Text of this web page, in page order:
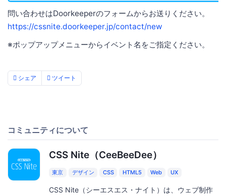
問い合わせはDoorkeeperのフォームからお送りください。
https://cssnite.doorkeeper.jp/contact/new
※ポップアップメニューからイベント名をご指定ください。
シェア ツイート
コミュニティについて
CSS Nite（CeeBeeDee）
東京 デザイン CSS HTML5 Web UX
CSS Nite（シーエスエス・ナイト）は、ウェブ制作